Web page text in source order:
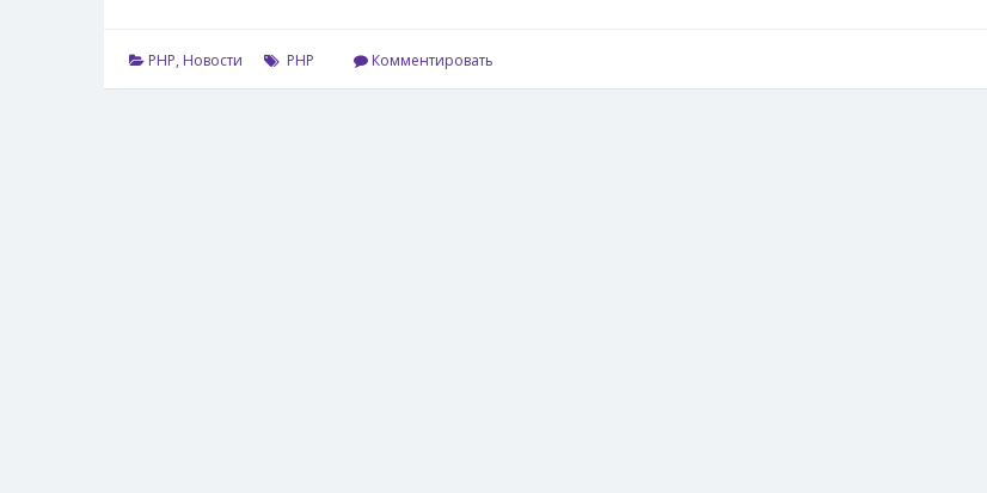
PHP, Новости PHP Комментировать